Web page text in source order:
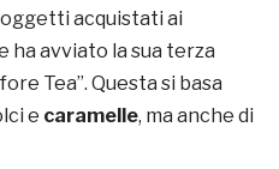
acquistati ai
ha avviato la sua terza
Tea”. Questa si basa
e caramelle, ma anche di